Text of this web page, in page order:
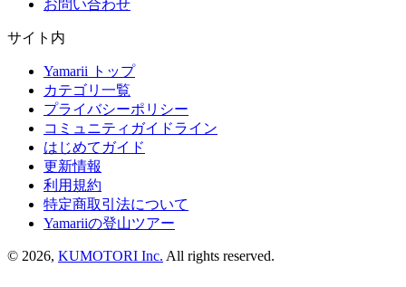
お問い合わせ
サイト内
Yamarii トップ
カテゴリ一覧
プライバシーポリシー
コミュニティガイドライン
はじめてガイド
更新情報
利用規約
特定商取引法について
Yamariiの登山ツアー
© 2026, KUMOTORI Inc. All rights reserved.